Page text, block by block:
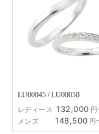
LU00045 / LU00050
レディース 132,000 円
メンズ
148,500 円